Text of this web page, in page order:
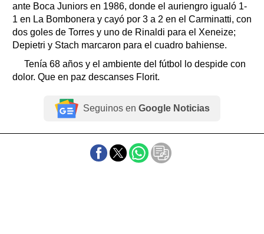
ante Boca Juniors en 1986, donde el auriengro igualó 1-
1 en La Bombonera y cayó por 3 a 2 en el Carminatti, con
dos goles de Torres y uno de Rinaldi para el Xeneize;
Depietri y Stach marcaron para el cuadro bahiense.
Tenía 68 años y el ambiente del fútbol lo despide con
dolor. Que en paz descanses Florit.
Seguinos en Google Noticias